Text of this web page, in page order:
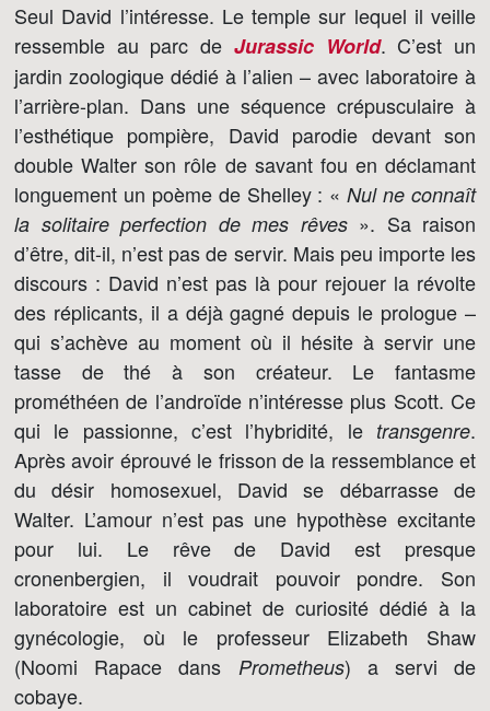
Seul David l’intéresse. Le temple sur lequel il veille
ressemble au parc de Jurassic World. C’est un
jardin zoologique dédié à l’alien – avec laboratoire à
l’arrière-plan. Dans une séquence crépusculaire à
l’esthétique pompière, David parodie devant son
double Walter son rôle de savant fou en déclamant
longuement un poème de Shelley : «Nul ne connaît
la solitaire perfection de mes rêves». Sa raison
d’être, dit-il, n’est pas de servir. Mais peu importe les
discours : David n’est pas là pour rejouer la révolte
des réplicants, il a déjà gagné depuis le prologue –
qui s’achève au moment où il hésite à servir une
tasse de thé à son créateur. Le fantasme
prométhéen de l’androïde n’intéresse plus Scott. Ce
qui le passionne, c’est l’hybridité, le transgenre.
Après avoir éprouvé le frisson de la ressemblance et
du désir homosexuel, David se débarrasse de
Walter. L’amour n’est pas une hypothèse excitante
pour lui. Le rêve de David est presque
cronenbergien, il voudrait pouvoir pondre. Son
laboratoire est un cabinet de curiosité dédié à la
gynécologie, où le professeur Elizabeth Shaw
(Noomi Rapace dans Prometheus) a servi de
cobaye.